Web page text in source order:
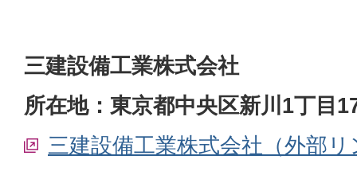
三建設備工業株式会社
所在地：東京都中央区新川1丁目
三建設備工業株式会社（外部リ